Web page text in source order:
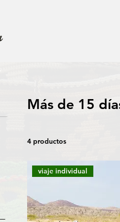
Más de 15
4 productos
viaje individual